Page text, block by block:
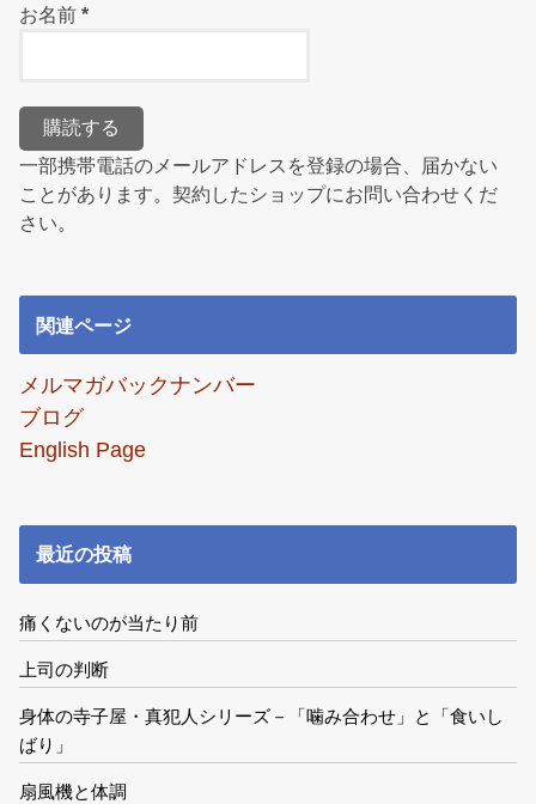
お名前*
一部携帯電話のメールアドレスを登録の場合、届かない
ことがあります。契約したショップにお問い合わせくだ
さい。
関連ページ
メルマガバックナンバー
ブログ
English Page
最近の投稿
痛くないのが当たり前
上司の判断
身体の寺子屋・真犯人シリーズ－「噛み合わせ」と「食いし
ばり」
扇風機と体調